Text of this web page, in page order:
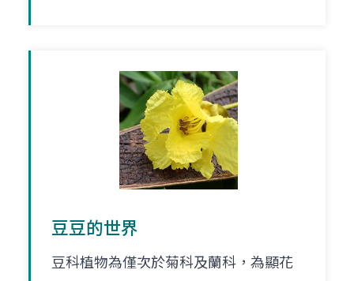
豆豆的世界
豆科植物為僅次於菊科及蘭科，為顯花